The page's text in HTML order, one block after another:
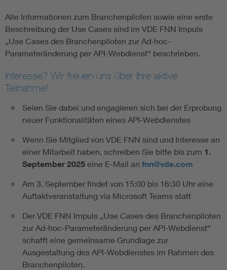
Alle Informationen zum Branchenpiloten sowie eine erste
Beschreibung der Use Cases sind im VDE FNN Impuls
„Use Cases des Branchenpiloten zur Ad-hoc-
Parameteränderung per API-Webdienst“ beschrieben.
Interesse? Wir freuen uns über Ihre aktive
Teilnahme!
Seien Sie dabei und engagieren sich bei der Erprobung
neuer Funktionalitäten eines API-Webdienstes
Wenn Sie Mitglied von VDE FNN sind und Interesse an
einer Mitarbeit haben, schreiben Sie bitte bis zum 1.
September 2025 eine E-Mail an fnn@vde.com
Am 3. September findet von 15:00 bis 16:30 Uhr eine
Auftaktveranstaltung via Microsoft Teams statt
Der VDE FNN Impuls „Use Cases des Branchenpiloten
zur Ad-hoc-Parameteränderung per API-Webdienst“
schafft eine gemeinsame Grundlage zur
Ausgestaltung des API-Webdienstes im Rahmen des
Branchenpiloten.